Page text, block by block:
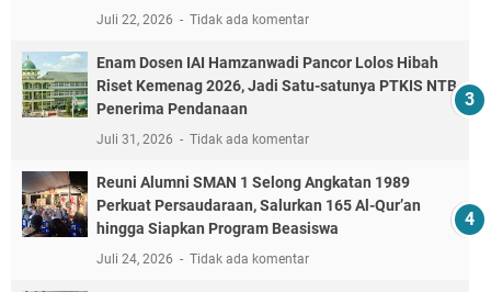
Juli 22, 2026 Tidak ada komentar
Enam Dosen IAI Hamzanwadi Pancor Lolos Hibah
Riset Kemenag 2026, Jadi Satu-satunya PTKIS NTB
Penerima Pendanaan
Juli 31, 2026 Tidak ada komentar
Reuni Alumni SMAN 1 Selong Angkatan 1989
Perkuat Persaudaraan, Salurkan 165 Al-Qur’an
hingga Siapkan Program Beasiswa
Juli 24, 2026 Tidak ada komentar